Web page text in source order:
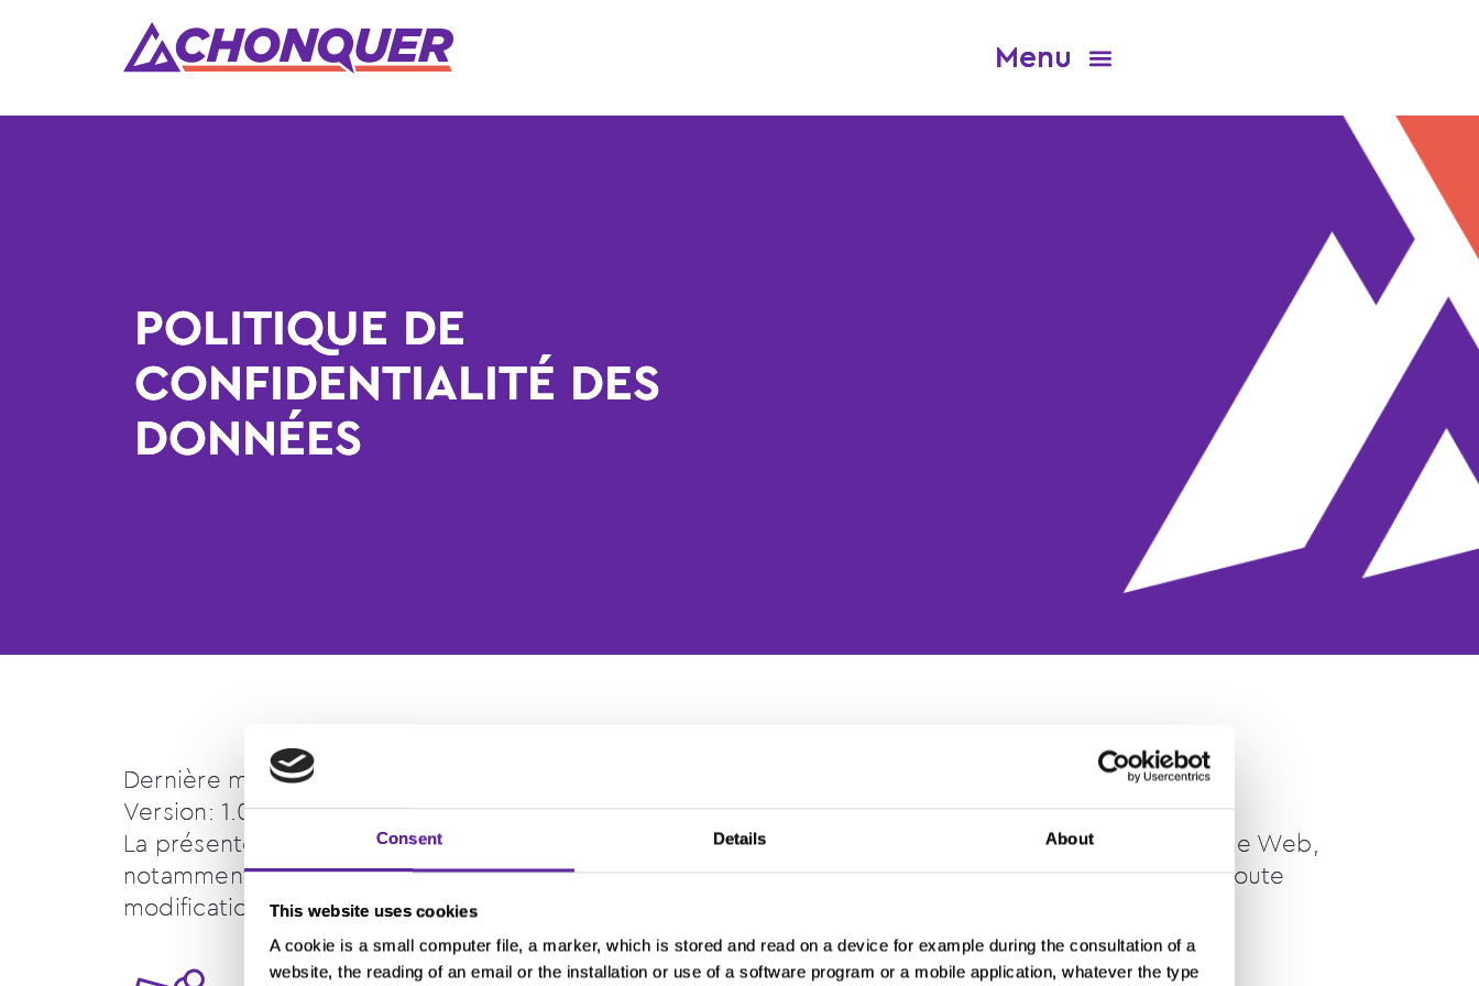
Consent Details About
This website uses cookies
A cookie is a small computer file, a marker, which is stored and read on a device for example during the consultation of a
website, the reading of an email or the installation or use of a software program or a mobile application, whatever the type
POLITIQUE DE
CONFIDENTIALITÉ DES
DONNÉES
Dernière mise à jour: 3 janvier 2025
Version: 1.0
La présente politique peut être modifiée par l’entité SERVIER en charge de la mise en œuvre du site Web,
notamment pour tenir compte des modifications apportées à la loi applicable et de nos activités. Toute
modification sera publiée sur cette page, que nous vous invitons à consulter régulièrement.